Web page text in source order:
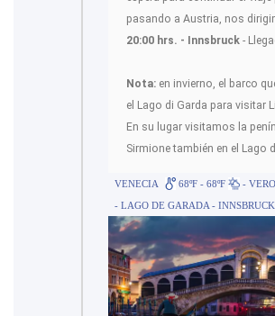
pasando a Austria, nos
20:00 hrs. - Innsbruck -
Nota: en invierno, el barco
el Lago di Garda para visitar
En su lugar visitamos la
Sirmione también en el Lago
VENECIA 68ºF - 68ºF -
- LAGO DE GARADA - INNSBRUCK